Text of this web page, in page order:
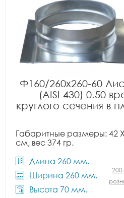
Ф160/260x260-60
(AISI 430) 0.50
круглого сечения в
Габаритные размеры: 42
см, вес 374 гр.
Длина 260 мм.
Ширина 260 мм.
Высота 70 мм.